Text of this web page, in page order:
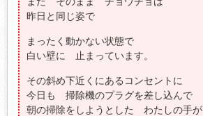
昨日と同じ姿で
まったく動かない状態で
白い壁に 止まっています。
その斜め下近くにあるコンセントに
今日も 掃除機のプラグを差し込んで
朝の掃除をしようとした わたしの手が